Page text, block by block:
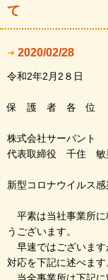
て
2020/02/28
令和2年2月2８日
保 護 者 各 位
株式会社サーバント
代表取締役 千住 敏
新型コロナウイルス
平素は当社事業所に
うございます。
早速ではございます
対応を下記に述べます